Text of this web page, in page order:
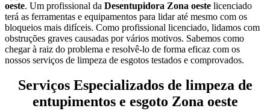
oeste. Um profissional da Desentupidora Zona oeste licenciado
terá as ferramentas e equipamentos para lidar até mesmo com os
bloqueios mais difíceis. Como profissional licenciado, lidamos com
obstruções graves causadas por vários motivos. Sabemos como
chegar à raiz do problema e resolvê-lo de forma eficaz com os
nossos serviços de limpeza de esgotos testados e comprovados.
Serviços Especializados de limpeza de
entupimentos e esgoto Zona oeste